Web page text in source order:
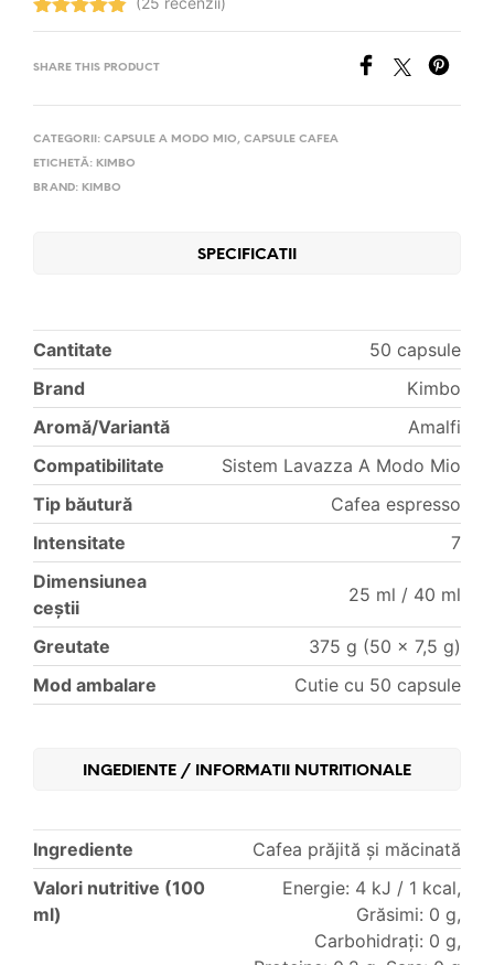
Evaluat la
din 5
SHARE THIS PRODUCT
CATEGORII: CAPSULE A MODO MIO, CAPSULE CAFEA
ETICHETĂ: KIMBO
BRAND: KIMBO
SPECIFICATII
Cantitate
50 capsule
Brand
Kimbo
Aromă/Variantă
Amalfi
Compatibilitate
Sistem Lavazza A Modo Mio
Tip băutură
Cafea espresso
Intensitate
7
Dimensiunea
ceştii
25 ml / 40 ml
Greutate
375 g (50 × 7,5 g)
Mod ambalare
Cutie cu 50 capsule
INGEDIENTE / INFORMATII NUTRITIONALE
Ingrediente
Cafea prăjită și măcinată
Valori nutritive (100
ml)
Energie: 4 kJ / 1 kcal,
Grăsimi: 0 g,
Carbohidrați: 0 g,